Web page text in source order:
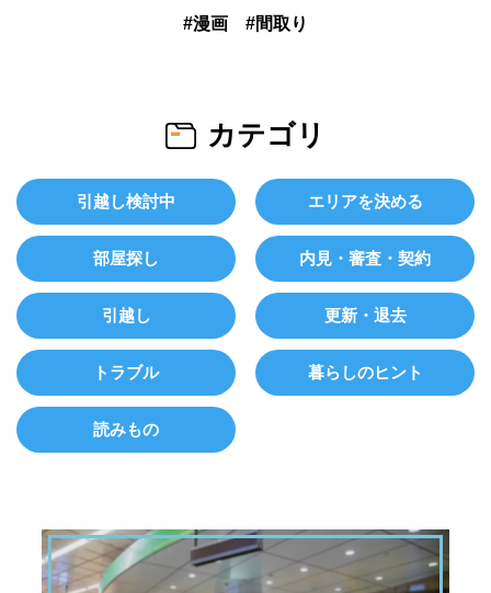
漫画 間取り
カテゴリ
引越し検討中 エリアを決める
部屋探し 内見・審査・契約
引越し 更新・退去
トラブル 暮らしのヒント
読みもの